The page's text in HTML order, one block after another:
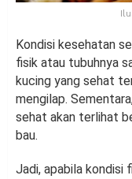
Kondisi kesehatan
fisik atau tubuhnya
kucing yang sehat
mengilap.
sehat akan terlihat
bau.
Jadi, apabila